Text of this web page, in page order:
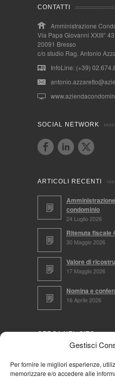
Gestisci
Per fornire le migliori esperienze,
memorizzare e/o accedere alle
CONTATTI
Amministrazione
Via Papa Giovanni XXIII° 43
20091 Bresso
c/o studio Rag. Antonio
InfoLine: (+39)
SOCIAL NETWORK
ARTICOLI RECENTI
condominio
24 Luglio 2026
Ritenuta fiscale
30 Maggio 2026
Valore di
17 Maggio 2026
Nomina e
16 Aprile 2026
CERCA NEL SITO